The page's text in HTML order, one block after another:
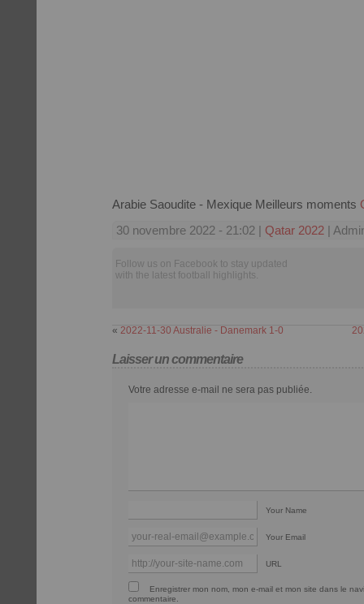
Arabie Saoudite - Mexique Meilleurs moments
30 novembre 2022 - 21:02 | Qatar 2022 |
Follow us on Facebook to stay updated
with the latest football highlights.
« 2022-11-30 Australie - Danemark 1-0
Laisser un commentaire
Votre adresse e-mail ne sera pas publiée.
Your Name
Your Email
URL
Enregistrer mon nom, mon e-mail et mon site dans le
commentaire.